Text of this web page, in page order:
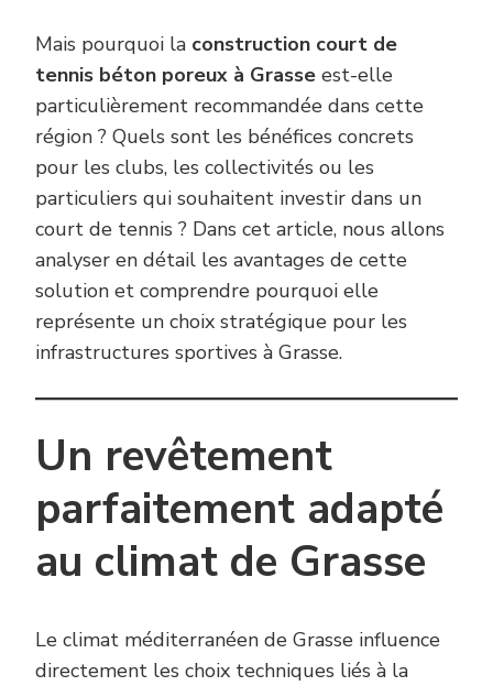
Mais pourquoi la construction court de
tennis béton poreux à Grasse est-elle
particulièrement recommandée dans cette
région ? Quels sont les bénéfices concrets
pour les clubs, les collectivités ou les
particuliers qui souhaitent investir dans un
court de tennis ? Dans cet article, nous allons
analyser en détail les avantages de cette
solution et comprendre pourquoi elle
représente un choix stratégique pour les
infrastructures sportives à Grasse.
Un revêtement
parfaitement adapté
au climat de Grasse
Le climat méditerranéen de Grasse influence
directement les choix techniques liés à la